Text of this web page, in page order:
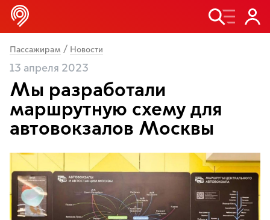
Пассажирам / Новости
13 апреля 2023
Мы разработали
маршрутную схему для
автовокзалов Москвы